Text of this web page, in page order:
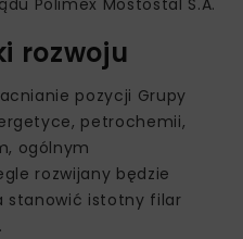
Polimex Mostostal S.A.
rozwoju
pozycji Grupy
petrochemii,
ogólnym
rozwijany będzie
stanowić istotny filar